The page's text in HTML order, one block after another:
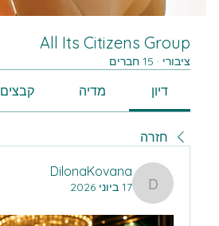
All Its Citizens Group
ציבורי · 15 חברים
דיון מדיה קבצים
חזרה
DilonaKovana
DilonaKovana
17 ביוני 2026